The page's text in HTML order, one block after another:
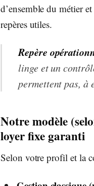
d’ensemble du métier
repères utiles.
Repère
linge et un
permettent pas, à
Notre modèle
loyer fixe garanti
Selon votre profil et la